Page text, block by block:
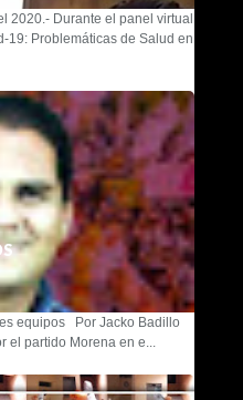
2020.- Durante el panel virtual
19: Problemáticas de Salud en
equipos Por Jacko Badillo
el partido Morena en e...